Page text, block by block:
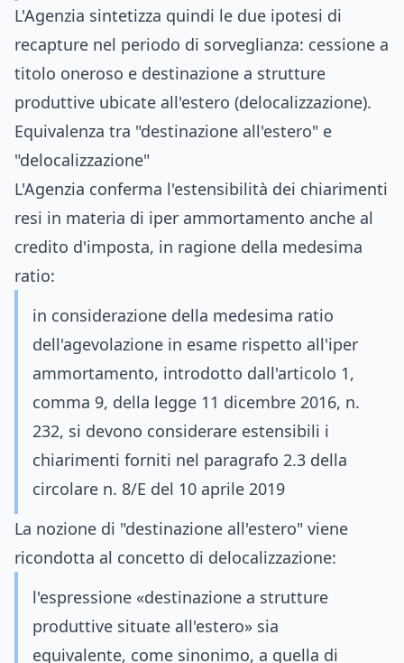
L'Agenzia sintetizza quindi le due ipotesi di
recapture nel periodo di sorveglianza: cessione a
titolo oneroso e destinazione a strutture
produttive ubicate all'estero (delocalizzazione).
Equivalenza tra "destinazione all'estero" e
"delocalizzazione"
L'Agenzia conferma l'estensibilità dei chiarimenti
resi in materia di iper ammortamento anche al
credito d'imposta, in ragione della medesima
ratio:
in considerazione della medesima ratio
dell'agevolazione in esame rispetto all'iper
ammortamento, introdotto dall'articolo 1,
comma 9, della legge 11 dicembre 2016, n.
232, si devono considerare estensibili i
chiarimenti forniti nel paragrafo 2.3 della
circolare n. 8/E del 10 aprile 2019
La nozione di "destinazione all'estero" viene
ricondotta al concetto di delocalizzazione:
l'espressione «destinazione a strutture
produttive situate all'estero» sia
equivalente, come sinonimo, a quella di